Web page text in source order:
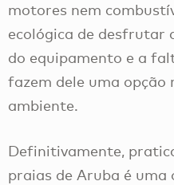
motores nem
ecológica de desfrutar
do equipamento e a
fazem dele uma opção
ambiente.
Definitivamente,
praias de Aruba é